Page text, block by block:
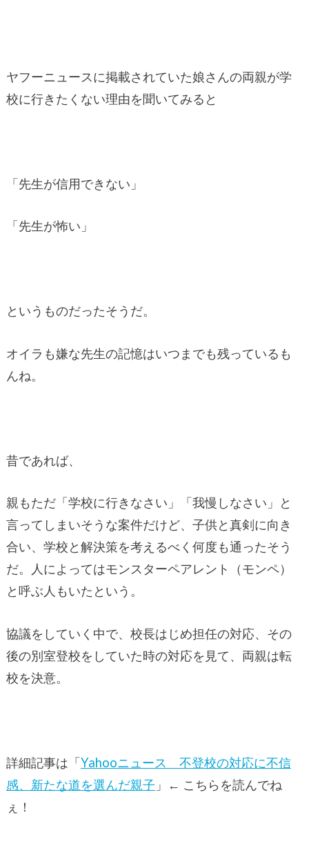
ヤフーニュースに掲載されていた娘さんの両親が学
校に行きたくない理由を聞いてみると
「先生が信用できない」
「先生が怖い」
というものだったそうだ。
オイラも嫌な先生の記憶はいつまでも残っているも
んね。
昔であれば、
親もただ「学校に行きなさい」「我慢しなさい」と
言ってしまいそうな案件だけど、子供と真剣に向き
合い、学校と解決策を考えるべく何度も通ったそう
だ。人によってはモンスターペアレント（モンペ）
と呼ぶ人もいたという。
協議をしていく中で、校長はじめ担任の対応、その
後の別室登校をしていた時の対応を見て、両親は転
校を決意。
詳細記事は「Yahooニュース 不登校の対応に不信
感、新たな道を選んだ親子 」← こちらを読んでね
ぇ！